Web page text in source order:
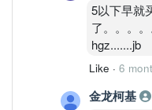
5以下早就
了。。。
hgz.......jb
Like · 6
金龙柯基